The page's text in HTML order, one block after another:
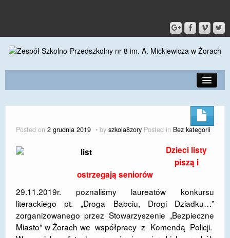
GALERIA
SPORT
Posted on 2 grudnia 2019 by szkola8zory Posted in Bez kategorii
Dzieci listy
piszą i
ostrzegają seniorów
29.11.2019r. poznaliśmy laureatów konkursu
literackiego pt. „Droga Babciu, Drogi Dziadku…”
zorganizowanego przez Stowarzyszenie „Bezpieczne
Miasto” w Żorach we współpracy z Komendą Policji.